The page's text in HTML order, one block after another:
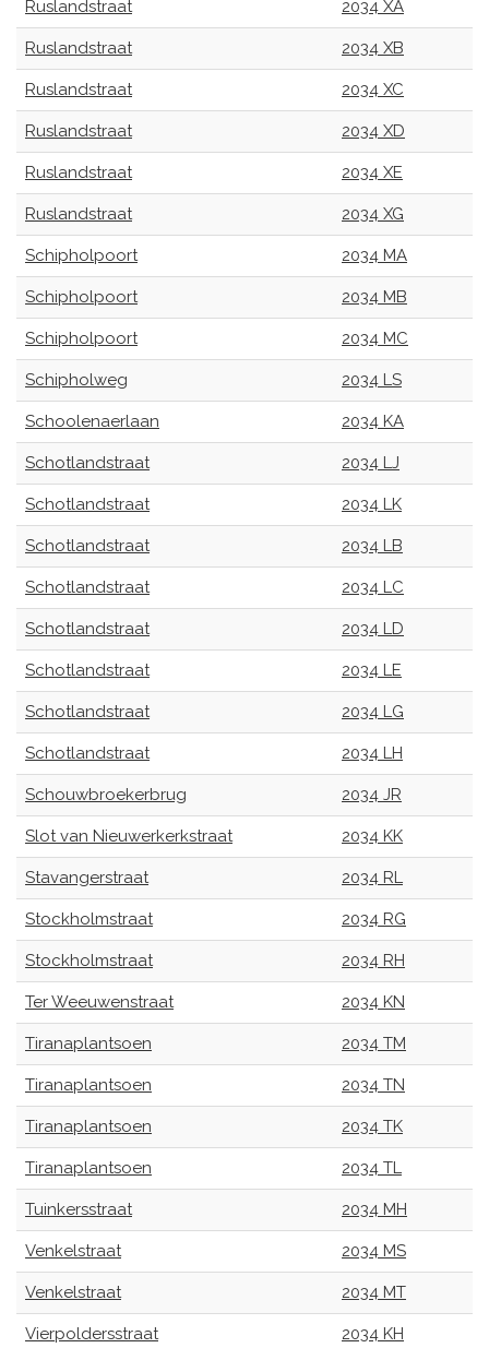
Ruslandstraat 2034 XA
Ruslandstraat 2034 XB
Ruslandstraat 2034 XC
Ruslandstraat 2034 XD
Ruslandstraat 2034 XE
Ruslandstraat 2034 XG
Schipholpoort 2034 MA
Schipholpoort 2034 MB
Schipholpoort 2034 MC
Schipholweg 2034 LS
Schoolenaerlaan 2034 KA
Schotlandstraat 2034 LJ
Schotlandstraat 2034 LK
Schotlandstraat 2034 LB
Schotlandstraat 2034 LC
Schotlandstraat 2034 LD
Schotlandstraat 2034 LE
Schotlandstraat 2034 LG
Schotlandstraat 2034 LH
Schouwbroekerbrug 2034 JR
Slot van Nieuwerkerkstraat 2034 KK
Stavangerstraat 2034 RL
Stockholmstraat 2034 RG
Stockholmstraat 2034 RH
Ter Weeuwenstraat 2034 KN
Tiranaplantsoen 2034 TM
Tiranaplantsoen 2034 TN
Tiranaplantsoen 2034 TK
Tiranaplantsoen 2034 TL
Tuinkersstraat 2034 MH
Venkelstraat 2034 MS
Venkelstraat 2034 MT
Vierpoldersstraat 2034 KH